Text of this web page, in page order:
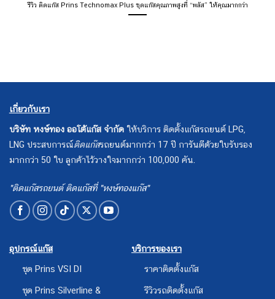
รีวิว ติดแก๊ส Prins Technomax Plus ชุดแก๊สคุณภาพสูงที่ “พลัส” ให้คุณมากกว่า
เกี่ยวกับเรา
บริษัท หงษ์ทอง ออโต้แก๊ส จำกัด ให้บริการ ติดตั้งแก๊สรถยนต์ LPG,
LNG ประสบการณ์ติดแก๊สรถยนต์มากกว่า 17 ปี การันตีด้วยใบรับรอง
มากกว่า 50 ใบ ลูกค้าไว้วางใจมากกว่า 100,000 คัน.
"ติดแก๊สรถยนต์ ติดแก๊สที่ "หงษ์ทองแก๊ส"
อุปกรณ์แก๊ส
ชุด Prins VSI DI
ชุด Prins Silverline &
บริการของเรา
ราคาติดตั้งแก๊ส
รีวิวรถติดตั้งแก๊ส